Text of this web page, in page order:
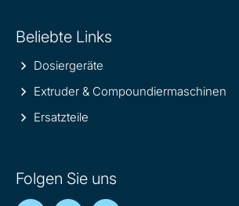
Beliebte Links
Dosiergeräte
Extruder & Compoundiermaschinen
Ersatzteile
Folgen Sie uns